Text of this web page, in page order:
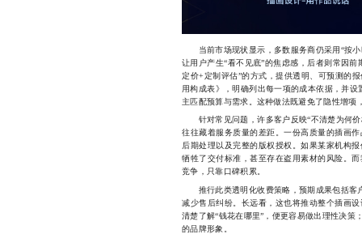
当前市场现状显示，多数服务商仍采用“按小
让用户产生“看不见底”的焦虑感，后者则常因
定价+定制评估”的方式，提供透明、可预测的
用构成表》，明确列出每一项的成本依据，并设
主匹配预算与需求。这种做法既避免了隐性增项
针对常见问题，许多客户反映“不清楚为何价
往往藏着服务质量的差距。一份高质量的插画
后期处理以及完整的版权授权。如果某家机构
牺牲了交付标准，甚至存在盗用素材的风险。
竞争，只靠口碑积累。
推行此类透明化收费策略，预期成果包括客
减少售后纠纷。长远看，这也将推动整个插画
清楚了解“钱花在哪里”，便更容易做出理性决
的品牌形象。